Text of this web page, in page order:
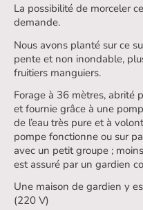
La possibilité de morceler
demande.
Nous avons planté sur ce
pente et non inondable,
fruitiers manguiers.
Forage à 36 mètres, abrité
et fournie grâce à une
de l’eau très pure et à
pompe fonctionne ou sur
avec un petit groupe ;
est assuré par un gardien
Une maison de gardien y
(220 V)